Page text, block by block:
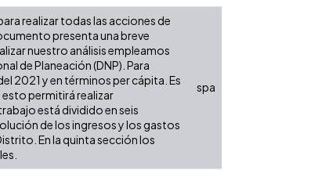
realizar todas las acciones de
presenta una breve
nuestro análisis empleamos
de Planeación (DNP). Para
2021 y en términos per cápita. Es
permitirá realizar
está dividido en seis
de los ingresos y los gastos
En la quinta sección los
spa